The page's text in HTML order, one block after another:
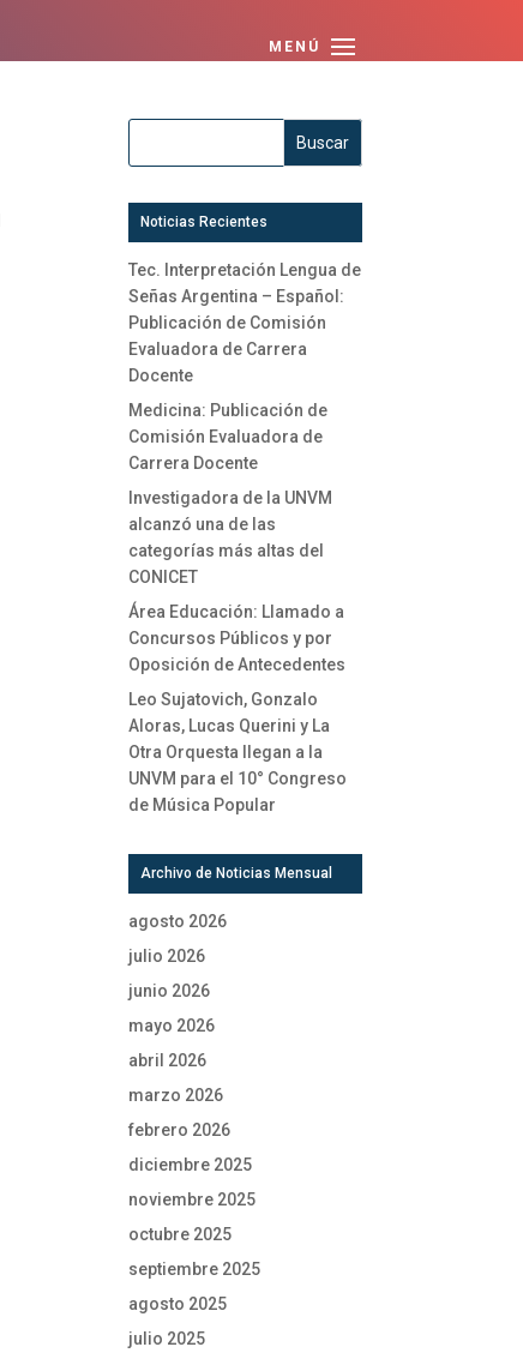
Noticias Recientes
Tec. Interpretación Lengua de
Señas Argentina – Español:
Publicación de Comisión
Evaluadora de Carrera
Docente
Medicina: Publicación de
Comisión Evaluadora de
Carrera Docente
Investigadora de la UNVM
alcanzó una de las
categorías más altas del
CONICET
Área Educación: Llamado a
Concursos Públicos y por
Oposición de Antecedentes
Leo Sujatovich, Gonzalo
Aloras, Lucas Querini y La
Otra Orquesta llegan a la
UNVM para el 10° Congreso
de Música Popular
Archivo de Noticias Mensual
agosto 2026
julio 2026
junio 2026
mayo 2026
abril 2026
marzo 2026
febrero 2026
diciembre 2025
noviembre 2025
octubre 2025
septiembre 2025
agosto 2025
julio 2025